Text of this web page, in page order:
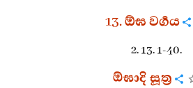
13. ඕඝ වර්‍ගය
2. 13. 1-40.
ඕඝාදි සූත්‍ර